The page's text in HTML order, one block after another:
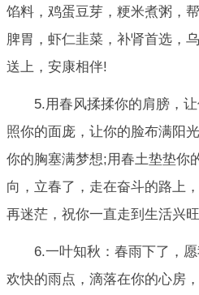
馅料，鸡蛋豆芽，粳米煮粥，
脾胃，虾仁韭菜，补肾首选，
送上，安康相伴!
5.用春风揉揉你的肩膀，
照你的面庞，让你的脸布满阳
你的胸塞满梦想;用春土垫垫你
向，立春了，走在奋斗的路上
再迷茫，祝你一直走到生活兴
6.一叶知秋：春雨下了，
欢快的雨点，滴落在你的心房